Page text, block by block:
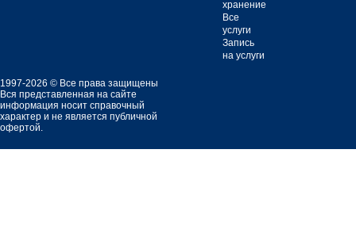
хранение
Все
услуги
Запись
на услуги
1997-2026 © Все права защищены
Вся представленная на сайте
информация носит справочный
характер и не является публичной
офертой.